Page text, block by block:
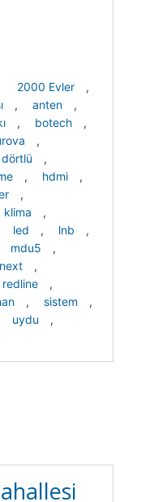
2000 Evler
,
, anten
,
, botech
,
,
dörtlü
,
, hdmi
,
,
klima
,
led , lnb
,
mdu5
,
next
,
redline
,
, sistem
,
uydu
,